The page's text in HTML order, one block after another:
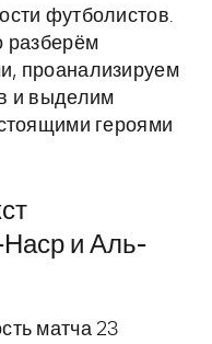
футболистов.
разберём
проанализируем
и выделим
героями
Наср и Аль-
матча 23